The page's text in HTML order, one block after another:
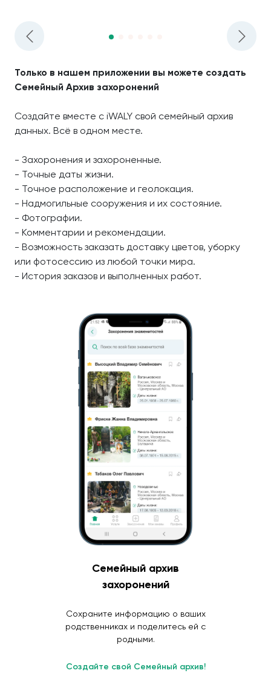
Только в нашем приложении вы можете создать
Семейный Архив захоронений
Создайте вместе с iWALY свой семейный архив
данных. Всё в одном месте.
- Захоронения и захороненные.
- Точные даты жизни.
- Точное расположение и геолокация.
- Надмогильные сооружения и их состояние.
- Фотографии.
- Комментарии и рекомендации.
- Возможность заказать доставку цветов, уборку
или фотосессию из любой точки мира.
- История заказов и выполненных работ.
Семейный архив
захоронений
Сохраните информацию о ваших
родственниках и поделитесь ей с
родными.
Создайте свой Семейный архив!